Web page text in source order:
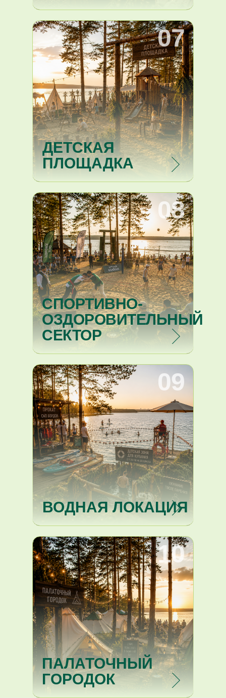
ПАЛАТОЧНЫЙ
ГОРОДОК
10
ВОДНАЯ ЛОКАЦИЯ
09
СПОРТИВНО-
ОЗДОРОВИТЕЛЬНЫЙ
СЕКТОР
08
ДЕТСКАЯ
ПЛОЩАДКА
07